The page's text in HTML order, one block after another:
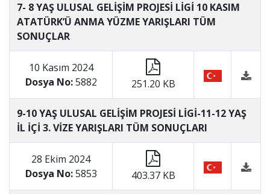
7- 8 YAŞ ULUSAL GELİŞİM PROJESİ LİGİ 10 KASIM
ATATÜRK’Ü ANMA YÜZME YARIŞLARI TÜM
SONUÇLAR
10 Kasım 2024
Dosya No:5882 251.20 KB
9-10 YAŞ ULUSAL GELİŞİM PROJESİ LİGİ-11-12 YAŞ
İL İÇİ 3. VİZE YARIŞLARI TÜM SONUÇLARI
28 Ekim 2024
Dosya No:5853 403.37 KB